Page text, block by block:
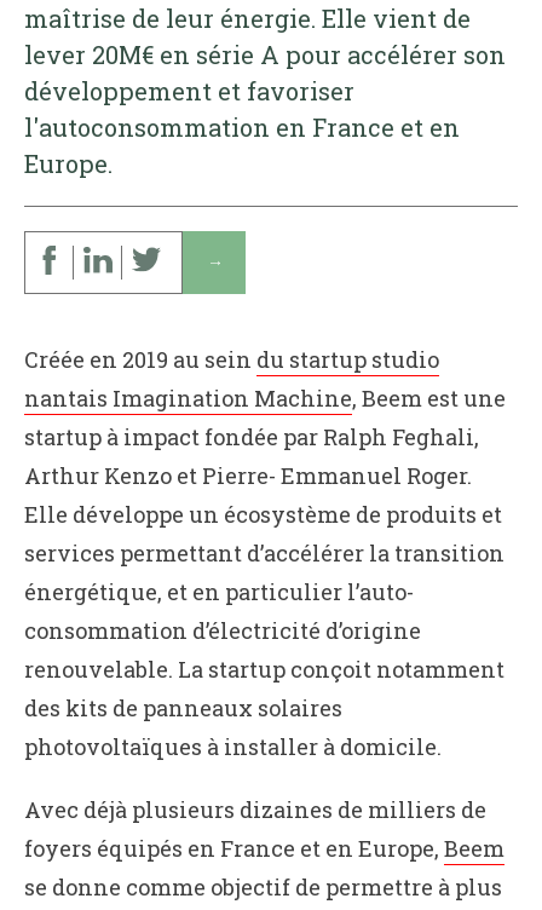
maîtrise de leur énergie. Elle vient de
lever 20M€ en série A pour accélérer son
développement et favoriser
l'autoconsommation en France et en
Europe.
↓
Créée en 2019 au sein du startup studio
nantais Imagination Machine, Beem est une
startup à impact fondée par Ralph Feghali,
Arthur Kenzo et Pierre- Emmanuel Roger.
Elle développe un écosystème de produits et
services permettant d’accélérer la transition
énergétique, et en particulier l’auto-
consommation d’électricité d’origine
renouvelable. La startup conçoit notamment
des kits de panneaux solaires
photovoltaïques à installer à domicile.
Avec déjà plusieurs dizaines de milliers de
foyers équipés en France et en Europe, Beem
se donne comme objectif de permettre à plus